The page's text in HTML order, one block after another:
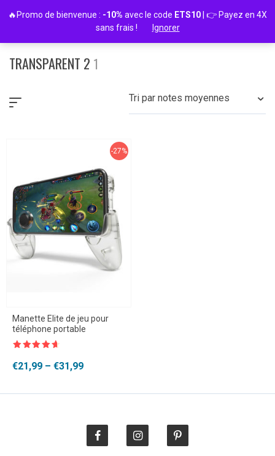
TRANSPARENT 2 1
Tri par notes moyennes
-27%
Manette Elite de jeu pour
téléphone portable
€21,99 – €31,99
Plage
🔥Promo de bienvenue : -10% avec le code ETS10 | 👉 Payez en 4X
sans frais !
Ignorer